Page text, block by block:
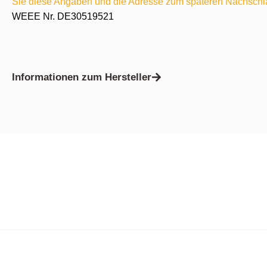
WEEE Nr. DE30519521
Informationen zum Hersteller